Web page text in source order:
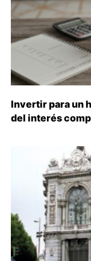
Invertir para un
del interés